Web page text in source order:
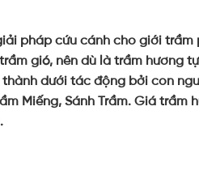
pháp cứu cánh cho giới trầm
gió, nên dù là trầm hương
dưới tác động bởi con
Miếng, Sánh Trầm. Giá trầm